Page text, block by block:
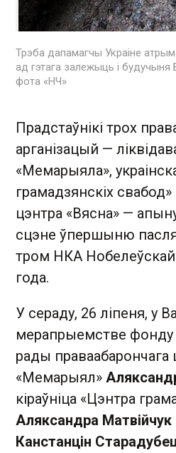
Трэба дапамагчы Украіне
ад гэтага залежыць і будучыня
фота «НЧ»
Прадстаўнікі трох
арганізацый —
«Мемарыяла»,
грамадзянскіх свабод»
цэнтра «Вясна» —
сцэне ўпершыню
тром НКА Нобелеўскай
года.
У сераду, 26 ліпеня, у
мерапрыемстве фонду
рады праваабарончага
«Мемарыял»
кіраўніца «Цэнтра
Аляксандра Матвійчук
Канстанцін